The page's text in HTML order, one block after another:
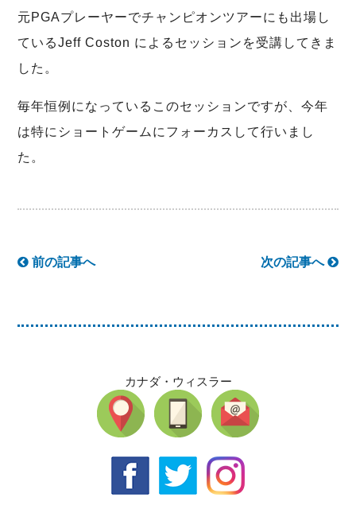
元PGAプレーヤーでチャンピオンツアーにも出場し
ているJeff Coston によるセッションを受講してきま
した。
毎年恒例になっているこのセッションですが、今年
は特にショートゲームにフォーカスして行いまし
た。
前の記事へ 次の記事へ
カナダ・ウィスラー